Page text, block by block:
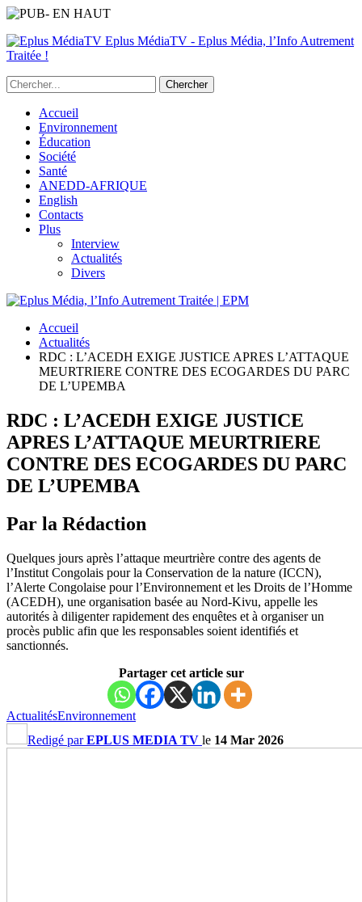
Eplus MédiaTV - Eplus Média, l’Info Autrement
Traitée !
Accueil
Environnement
Éducation
Société
Santé
ANEDD-AFRIQUE
English
Contacts
Plus
Interview
Actualités
Divers
Accueil
Actualités
RDC : L’ACEDH EXIGE JUSTICE APRES L’ATTAQUE
MEURTRIERE CONTRE DES ECOGARDES DU PARC
DE L’UPEMBA
RDC : L’ACEDH EXIGE JUSTICE
APRES L’ATTAQUE MEURTRIERE
CONTRE DES ECOGARDES DU PARC
DE L’UPEMBA
Par la Rédaction
Quelques jours après l’attaque meurtrière contre des agents de
l’Institut Congolais pour la Conservation de la nature (ICCN),
l’Alerte Congolaise pour l’Environnement et les Droits de l’Homme
(ACEDH), une organisation basée au Nord-Kivu, appelle les
autorités à diligenter rapidement des enquêtes et à organiser un
procès public afin que les responsables soient identifiés et
sanctionnés.
Partager cet article sur
ActualitésEnvironnement
Redigé parEPLUS MEDIA TV le 14 Mar 2026